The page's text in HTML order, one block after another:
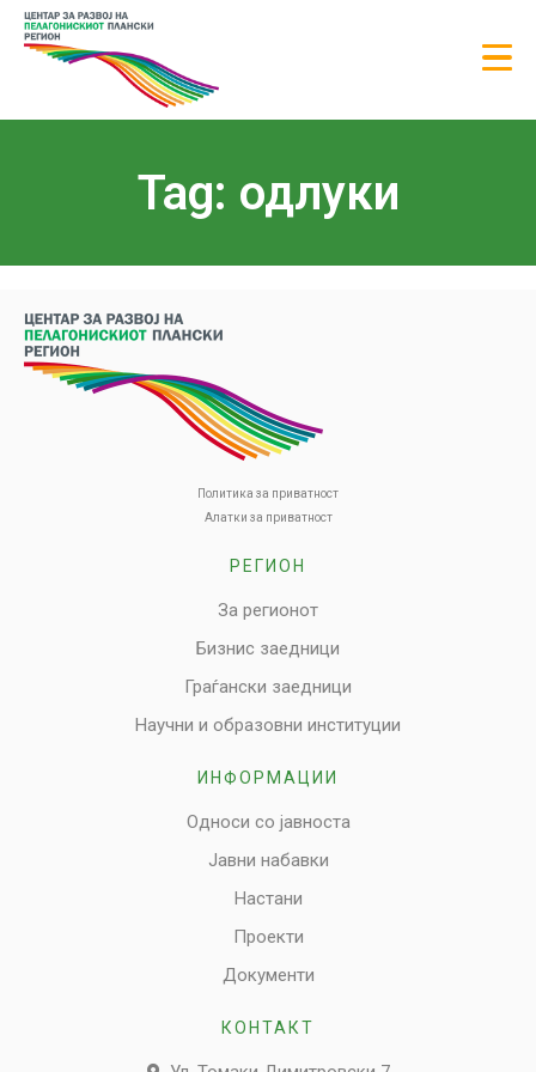
Tag: одлуки
Политика за приватност
Алатки за приватност
РЕГИОН
За регионот
Бизнис заедници
Граѓански заедници
Научни и образовни институции
ИНФОРМАЦИИ
Односи со јавноста
Јавни набавки
Настани
Проекти
Документи
КОНТАКТ